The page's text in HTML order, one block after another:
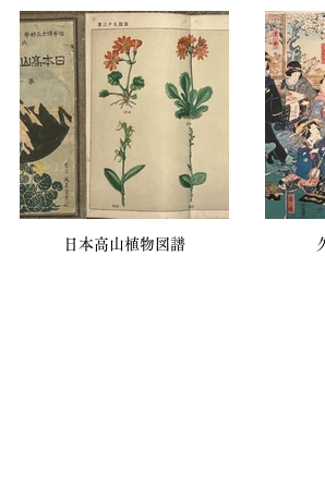
日本高山植物図譜